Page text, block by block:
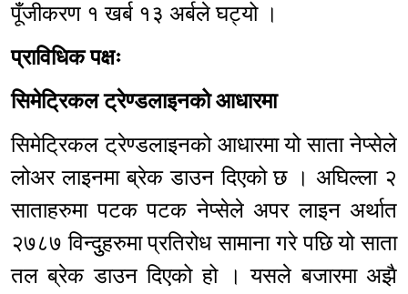
पूँजीकरण १ खर्ब १३ अर्बले घट्यो ।
प्राविधिक पक्षः
सिमेट्रिकल ट्रेण्डलाइनको आधारमा
सिमेट्रिकल ट्रेण्डलाइनको आधारमा यो साता नेप्सेले
लोअर लाइनमा ब्रेक डाउन दिएको छ । अघिल्ला २
साताहरुमा पटक पटक नेप्सेले अपर लाइन अर्थात
२७८७ विन्दुुहरुमा प्रतिरोध सामाना गरे पछि यो साता
तल ब्रेक डाउन दिएको हो । यसले बजारमा अझै